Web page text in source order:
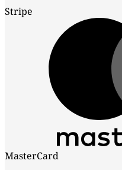
Stripe
MasterCard